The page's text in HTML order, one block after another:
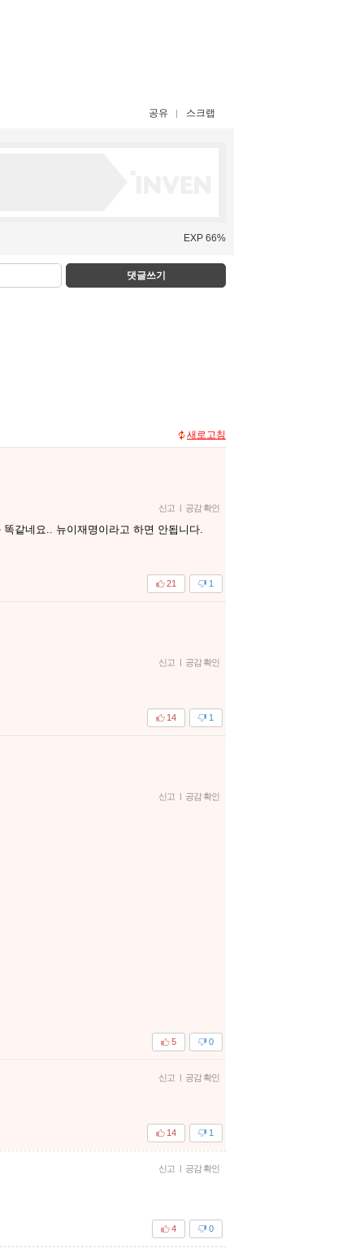
공유 스크랩
EXP 66%
댓글쓰기
새로고침
신고 | 공감 확인
같네요.. 뉴이재명이라고 하면 안됩니다.
1
21
신고 | 공감 확인
1
14
신고 | 공감 확인
0
5
신고 | 공감 확인
1
14
신고 | 공감 확인
0
4